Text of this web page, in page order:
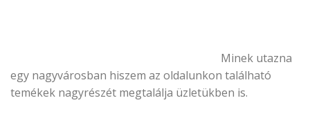
Minek utazna
egy nagyvárosban hiszem az oldalunkon található
temékek nagyrészét megtalálja üzletükben is.